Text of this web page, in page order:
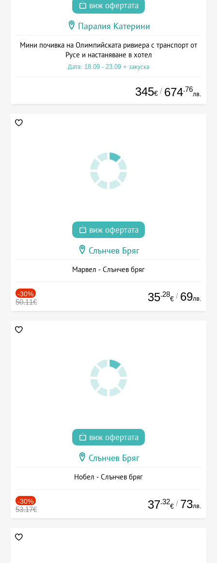
виж офертата
Паралия Катерини
Мини почивка на Олимпийската ривиера с транспорт от
Русе и настаняване в хотел
Дата: 18.09 - 23.09 + закуска
345€ / 674.76
лв.
виж офертата
Слънчев Бряг
Марвел - Слънчев бряг
-30%
50.11€ 35.28
€ / 69лв.
виж офертата
Слънчев Бряг
Нобел - Слънчев бряг
-30%
53.17€ 37.32
€ / 73лв.